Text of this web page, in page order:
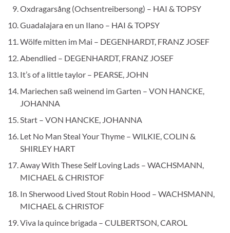
Oxdragarsång (Ochsentreibersong) – HAI & TOPSY
Guadalajara en un Ilano – HAI & TOPSY
Wölfe mitten im Mai – DEGENHARDT, FRANZ JOSEF
Abendlied – DEGENHARDT, FRANZ JOSEF
It’s of a little taylor – PEARSE, JOHN
Mariechen saß weinend im Garten – VON HANCKE,
JOHANNA
Start – VON HANCKE, JOHANNA
Let No Man Steal Your Thyme – WILKIE, COLIN &
SHIRLEY HART
Away With These Self Loving Lads – WACHSMANN,
MICHAEL & CHRISTOF
In Sherwood Lived Stout Robin Hood – WACHSMANN,
MICHAEL & CHRISTOF
Viva la quince brigada – CULBERTSON, CAROL